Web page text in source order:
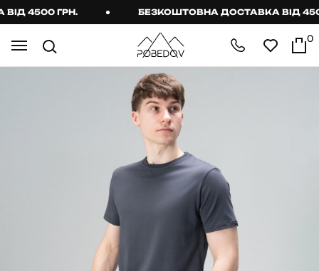
4500 ГРН. БЕЗКОШТОВНА ДОСТАВКА ВІД 4500
0